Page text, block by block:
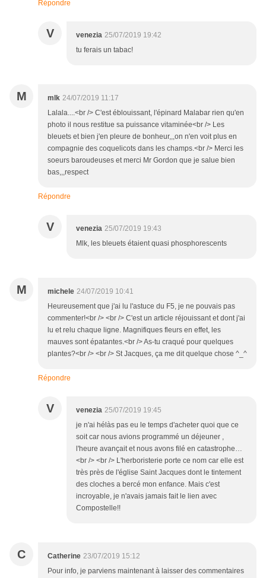
Répondre
V venezia 25/07/2019 19:42
tu ferais un tabac!
M mlk 24/07/2019 11:17
Lalala....<br /> C'est éblouissant, l'épinard Malabar rien qu'en
photo il nous restitue sa puissance vitaminée<br /> Les
bleuets et bien j'en pleure de bonheur,,,on n'en voit plus en
compagnie des coquelicots dans les champs.<br /> Merci les
soeurs baroudeuses et merci Mr Gordon que je salue bien
bas,,,respect
Répondre
V venezia 25/07/2019 19:43
Mlk, les bleuets étaient quasi phosphorescents
M michele 24/07/2019 10:41
Heureusement que j'ai lu l'astuce du F5, je ne pouvais pas
commenter!<br /> <br /> C'est un article réjouissant et dont j'ai
lu et relu chaque ligne. Magnifiques fleurs en effet, les
mauves sont épatantes.<br /> As-tu craqué pour quelques
plantes?<br /> <br /> St Jacques, ça me dit quelque chose ^_^
Répondre
V venezia 25/07/2019 19:45
je n'ai hélàs pas eu le temps d'acheter quoi que ce
soit car nous avions programmé un déjeuner ,
l'heure avançait et nous avons filé en catastrophe…
<br /> <br /> L'herboristerie porte ce nom car elle est
très près de l'église Saint Jacques dont le tintement
des cloches a bercé mon enfance. Mais c'est
incroyable, je n'avais jamais fait le lien avec
Compostelle!!
C Catherine 23/07/2019 15:12
Pour info, je parviens maintenant à laisser des commentaires